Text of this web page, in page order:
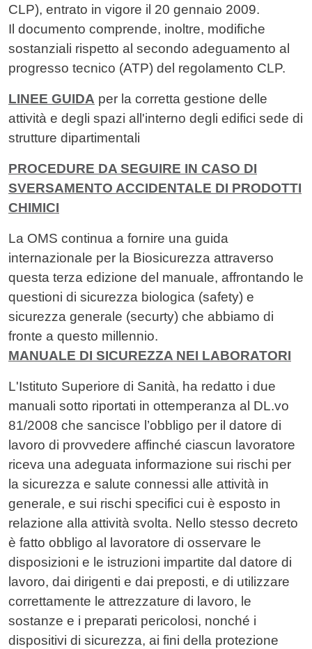
CLP), entrato in vigore il 20 gennaio 2009.
Il documento comprende, inoltre, modifiche
sostanziali rispetto al secondo adeguamento al
progresso tecnico (ATP) del regolamento CLP.
LINEE GUIDA per la corretta gestione delle
attività e degli spazi all'interno degli edifici sede di
strutture dipartimentali
PROCEDURE DA SEGUIRE IN CASO DI
SVERSAMENTO ACCIDENTALE DI PRODOTTI
CHIMICI
La OMS continua a fornire una guida
internazionale per la Biosicurezza attraverso
questa terza edizione del manuale, affrontando le
questioni di sicurezza biologica (safety) e
sicurezza generale (securty) che abbiamo di
fronte a questo millennio.
MANUALE DI SICUREZZA NEI LABORATORI
L'Istituto Superiore di Sanità, ha redatto i due
manuali sotto riportati in ottemperanza al DL.vo
81/2008 che sancisce l’obbligo per il datore di
lavoro di provvedere affinché ciascun lavoratore
riceva una adeguata informazione sui rischi per
la sicurezza e salute connessi alle attività in
generale, e sui rischi specifici cui è esposto in
relazione alla attività svolta. Nello stesso decreto
è fatto obbligo al lavoratore di osservare le
disposizioni e le istruzioni impartite dal datore di
lavoro, dai dirigenti e dai preposti, e di utilizzare
correttamente le attrezzature di lavoro, le
sostanze e i preparati pericolosi, nonché i
dispositivi di sicurezza, ai fini della protezione